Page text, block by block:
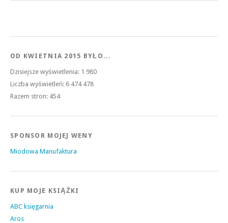
OD KWIETNIA 2015 BYŁO...
Dzisiejsze wyświetlenia: 1 980
Liczba wyświetleń: 6 474 478
Razem stron: 454
SPONSOR MOJEJ WENY
Miodowa Manufaktura
KUP MOJE KSIĄŻKI
ABC księgarnia
Aros